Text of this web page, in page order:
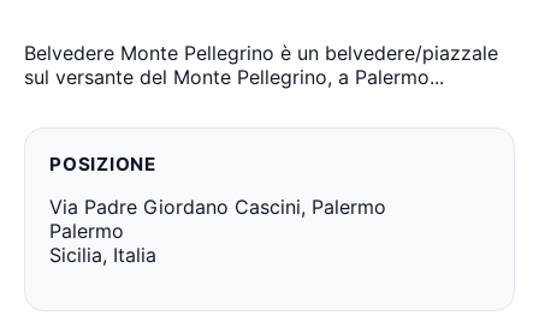
Belvedere Monte Pellegrino è un belvedere/piazzale
sul versante del Monte Pellegrino, a Palermo...
POSIZIONE
Via Padre Giordano Cascini, Palermo
Palermo
Sicilia, Italia